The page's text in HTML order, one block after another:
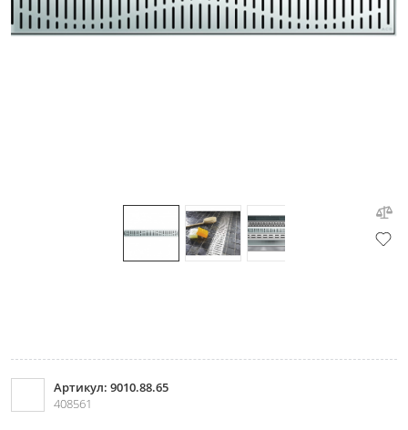
Артикул: 9010.88.65
408561